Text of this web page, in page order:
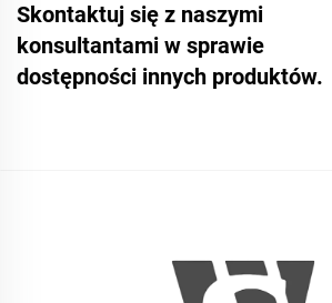
Skontaktuj się z naszymi
konsultantami w sprawie
dostępności innych produktów.